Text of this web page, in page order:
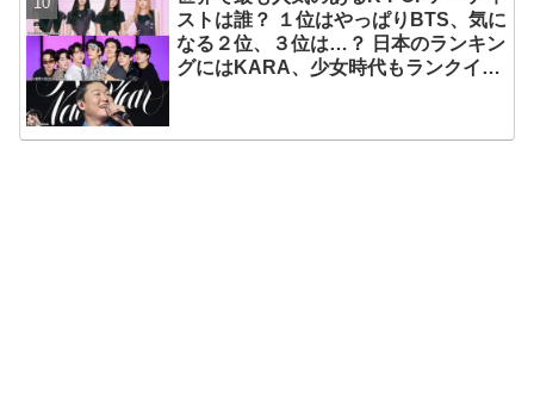
ストは誰？ １位はやっぱりBTS、気に
なる２位、３位は…？ 日本のランキン
グにはKARA、少女時代もランクイ